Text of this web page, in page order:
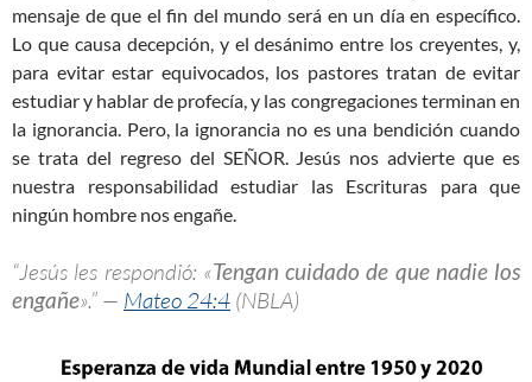
mensaje de que el fin del mundo será en un día en específico.
Lo que causa decepción, y el desánimo entre los creyentes, y,
para evitar estar equivocados, los pastores tratan de evitar
estudiar y hablar de profecía, y las congregaciones terminan en
la ignorancia. Pero, la ignorancia no es una bendición cuando
se trata del regreso del SEÑOR. Jesús nos advierte que es
nuestra responsabilidad estudiar las Escrituras para que
ningún hombre nos engañe.
“Jesús les respondió: «Tengan cuidado de que nadie los
engañe».” — Mateo 24:4 (NBLA)